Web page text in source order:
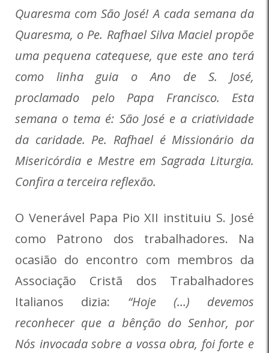
Quaresma com São José! A cada semana da
Quaresma, o Pe. Rafhael Silva Maciel propõe
uma pequena catequese, que este ano terá
como linha guia o Ano de S. José,
proclamado pelo Papa Francisco. Esta
semana o tema é: São José e a criatividade
da caridade. Pe. Rafhael é Missionário da
Misericórdia e Mestre em Sagrada Liturgia.
Confira a terceira reflexão.
O Venerável Papa Pio XII instituiu S. José
como Patrono dos trabalhadores. Na
ocasião do encontro com membros da
Associação Cristã dos Trabalhadores
Italianos dizia: “Hoje (…) devemos
reconhecer que a bênção do Senhor, por
Nós invocada sobre a vossa obra, foi forte e